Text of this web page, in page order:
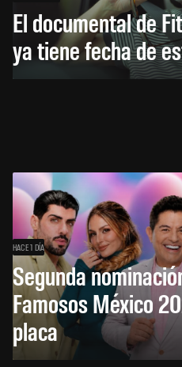
El documental de
ya tiene fecha de
HACE 1 DÍA
Segunda
Famosos México
placa